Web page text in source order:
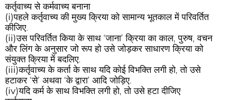
कर्तृवाच्य से कर्मवाच्य बनाना
(i)पहले कर्तृवाच्य की मुख्य क्रिया को सामान्य भूतकाल में परिवर्तित
कीजिए.
(ii)उस परिवर्तित किया के साथ ‘जाना’ क्रिया का काल, पुरुष, वचन
और लिंग के अनुसार जो रूप हो उसे जोड़कर साधारण क्रिया को
संयुक्त क्रिया में बदलिए.
(iii)कर्तृवाच्य के कर्ता के साथ यदि कोई विभक्ति लगी हो, तो उसे
हटाकर ‘से’ अथवा ‘के द्वारा’ आदि जोड़िए.
(iv)यदि कर्म के साथ विभक्ति लगी हो, तो उसे हटा दीजिए